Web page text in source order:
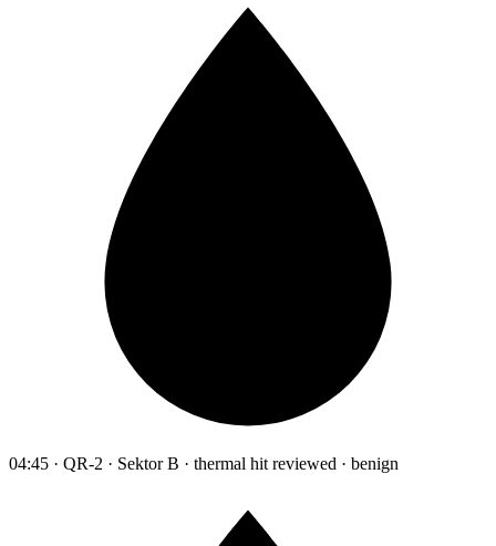
04:45 · QR-2 · Sektor B · thermal hit reviewed · benign